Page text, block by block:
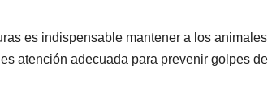
es indispensable mantener a los animales
atención adecuada para prevenir golpes de